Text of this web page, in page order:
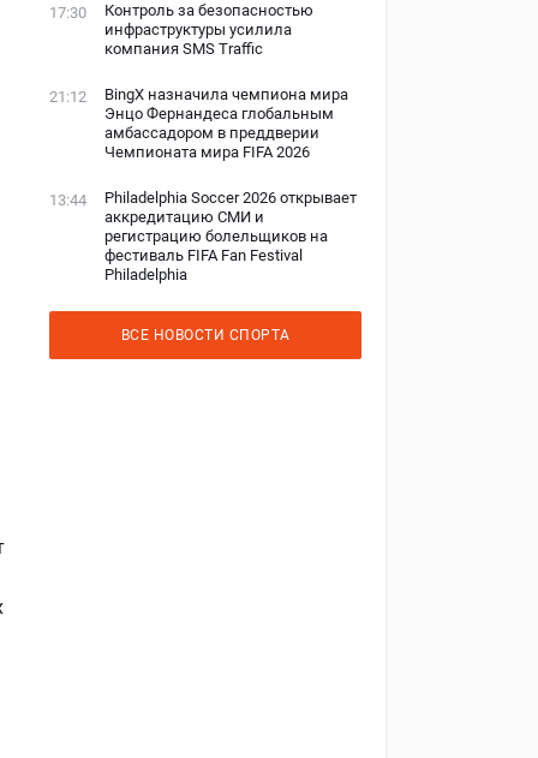
17:30
Контроль за безопасностью
инфраструктуры усилила
компания SMS Traffic
21:12
BingX назначила чемпиона мира
Энцо Фернандеса глобальным
амбассадором в преддверии
Чемпионата мира FIFA 2026
13:44
Philadelphia Soccer 2026 открывает
аккредитацию СМИ и
регистрацию болельщиков на
фестиваль FIFA Fan Festival
Philadelphia
ВСЕ НОВОСТИ СПОРТА